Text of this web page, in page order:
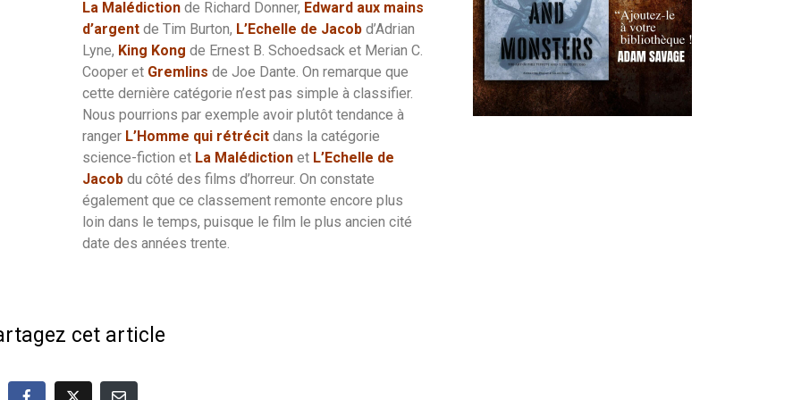
La Malédiction de Richard Donner, Edward aux mains
d’argentde Tim Burton, L’Echelle de Jacobd’Adrian
Lyne, King Kong de Ernest B. Schoedsack et Merian C.
Cooper et Gremlins de Joe Dante. On remarque que
cette dernière catégorie n’est pas simple à classifier.
Nous pourrions par exemple avoir plutôt tendance à
ranger L’Homme qui rétrécitdans la catégorie
science-fiction et La Malédictionet L’Echelle de
Jacobdu côté des films d’horreur. On constate
également que ce classement remonte encore plus
loin dans le temps, puisque le film le plus ancien cité
date des années trente.
cet article